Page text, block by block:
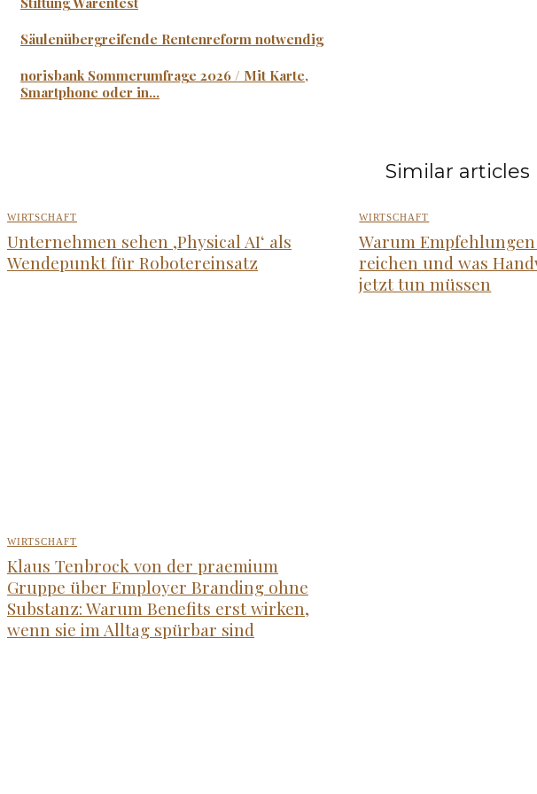
Säulenübergreifende Rentenreform notwendig
norisbank Sommerumfrage 2026 / Mit Karte,
Smartphone oder in...
Similar articles
WIRTSCHAFT
Unternehmen sehen ‚Physical AI‘ als
Wendepunkt für Robotereinsatz
WIRTSCHAFT
Warum
reichen und was
jetzt tun müssen
WIRTSCHAFT
Klaus Tenbrock von der praemium
Gruppe über Employer Branding ohne
Substanz: Warum Benefits erst wirken,
wenn sie im Alltag spürbar sind